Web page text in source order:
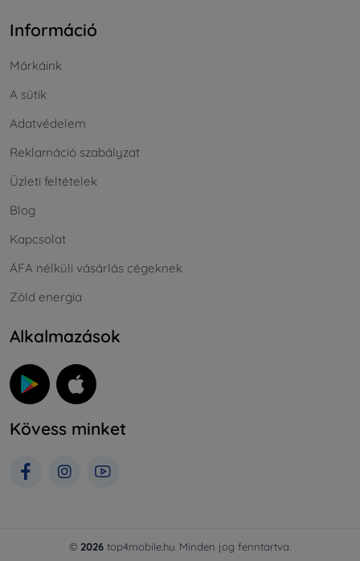
Információ
Márkáink
A sütik
Adatvédelem
Reklamáció szabályzat
Üzleti feltételek
Blog
Kapcsolat
ÁFA nélküli vásárlás cégeknek
Zöld energia
Alkalmazások
Kövess minket
© 2026 top4mobile.hu. Minden jog fenntartva.